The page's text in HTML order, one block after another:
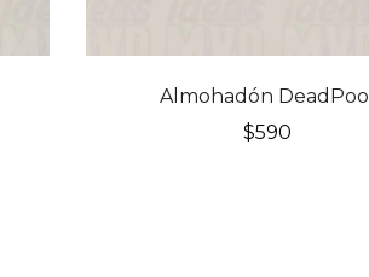
Almohadón DeadPool
$590